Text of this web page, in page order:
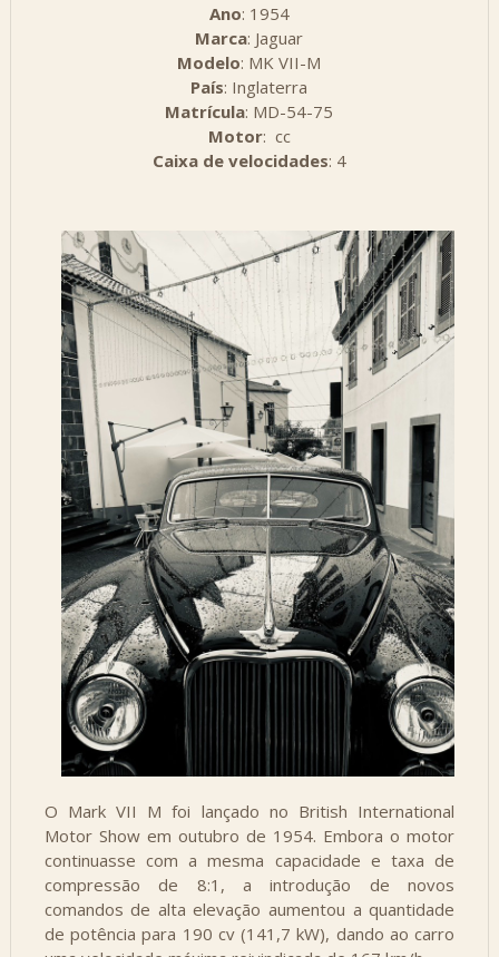
Ano: 1954
Marca: Jaguar
Modelo: MK VII-M
País: Inglaterra
Matrícula: MD-54-75
Motor: cc
Caixa de velocidades: 4
O Mark VII M foi lançado no British International
Motor Show em outubro de 1954. Embora o motor
continuasse com a mesma capacidade e taxa de
compressão de 8:1, a introdução de novos
comandos de alta elevação aumentou a quantidade
de potência para 190 cv (141,7 kW), dando ao carro